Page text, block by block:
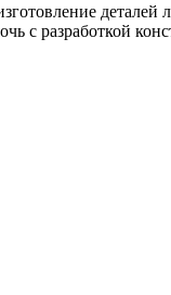
с разработкой